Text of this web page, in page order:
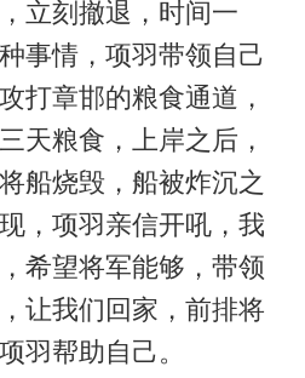
立刻撤退，时间一
事情，项羽带领自己
打章邯的粮食通道，
天粮食，上岸之后，
船烧毁，船被炸沉之
，项羽亲信开吼，我
希望将军能够，带领
让我们回家，前排将
羽帮助自己。